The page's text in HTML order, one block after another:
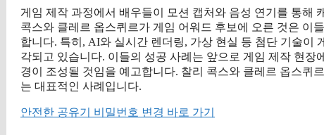
게임 제작 과정에서 배우들이 모션 캡처와 음성 연기를 통해
콕스와 클레르 옵스퀴르가 게임 어워드 후보에 오른 것은 이
합니다. 특히, AI와 실시간 렌더링, 가상 현실 등 첨단 기술이
각되고 있습니다. 이들의 성공 사례는 앞으로 게임 제작 현
경이 조성될 것임을 예고합니다. 찰리 콕스와 클레르 옵스퀴
는 대표적인 사례입니다.
안전한 공유기 비밀번호 변경 바로 가기